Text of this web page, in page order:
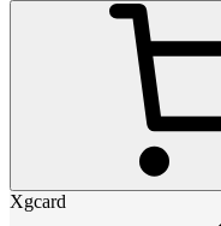
Xgcard